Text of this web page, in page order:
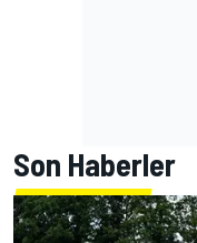
Son Haberler